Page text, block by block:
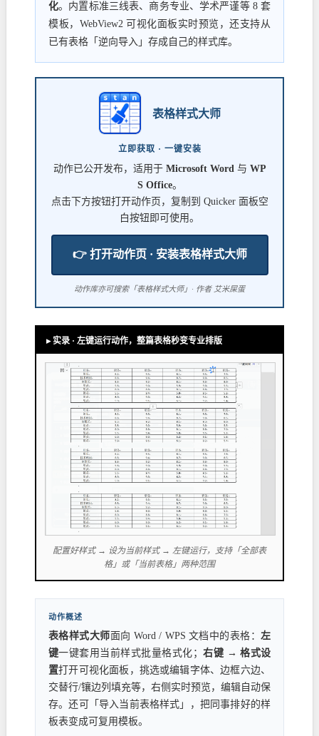
化。内置标准三线表、商务专业、学术严谨等 8 套
模板，WebView2 可视化面板实时预览，还支持从
已有表格「逆向导入」存成自己的样式库。
表格样式大师
立即获取 · 一键安装
动作已公开发布，适用于 Microsoft Word与 WP
S Office。
点击下方按钮打开动作页，复制到 Quicker 面板空
白按钮即可使用。
👉 打开动作页 · 安装表格样式大师
动作库亦可搜索「表格样式大师」· 作者 艾米屎蛋
▸ 实录 · 左键运行动作，整篇表格秒变专业排版
配置好样式 → 设为当前样式 → 左键运行，支持「全部表
格」或「当前表格」两种范围
动作概述
表格样式大师面向 Word / WPS 文档中的表格：左
键一键套用当前样式批量格式化； 右键 → 格式设
置打开可视化面板，挑选或编辑字体、边框六边、
交替行/镶边列填充等，右侧实时预览，编辑自动保
存。还可「导入当前表格样式」，把同事排好的样
板表变成可复用模板。